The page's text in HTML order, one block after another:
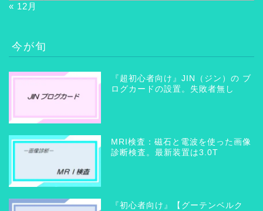
« 12月
今が旬
『超初心者向け』JIN（ジン）の ブ
ログカードの設置。失敗者無し
MRI検査：磁石と電波を使った画像
診断検査。最新装置は3.0T
『初心者向け』【グーテンベルク